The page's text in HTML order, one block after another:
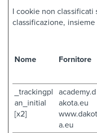
I cookie non classificati
classificazione,
Nome Fornitore
_trackingpl
an_initial
[x2]
academy.d
akota.eu
www.dakot
a.eu